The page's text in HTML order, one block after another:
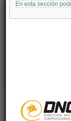
En esta sección